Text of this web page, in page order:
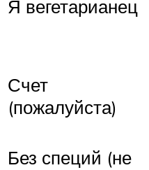
Я вегетарианец
Счет
(пожалуйста)
Без специй (не